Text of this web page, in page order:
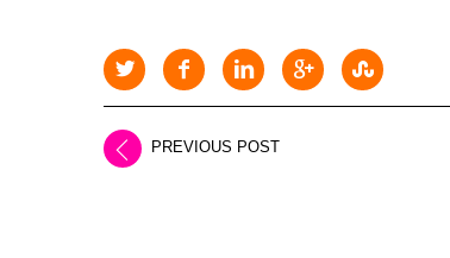
PREVIOUS POST